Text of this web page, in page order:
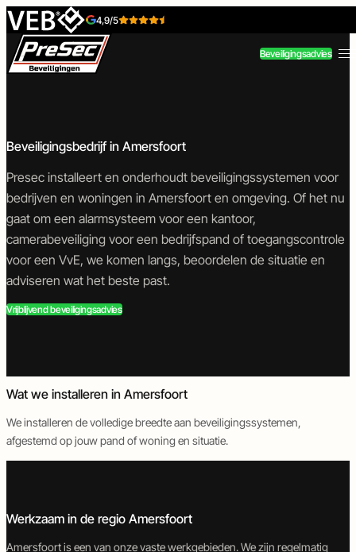
Skip to content 4,9/5
Beveiligingsadvies
Beveiligingstechniek
InbraakbeveiligingCamerabeveiliging
objectbeveiliging
Toegangstechniek
Toegangscontrole
Intercom
deurautomatisering
Beveiligingsbedrijf in Amersfoort
Presec installeert en onderhoudt beveiligingssystemen voor
bedrijven en woningen in Amersfoort en omgeving. Of het nu
gaat om een alarmsysteem voor een kantoor,
camerabeveiligingvoor een bedrijfspand oftoegangscontrole
voor een VvE, we komen langs, beoordelen de situatie en
adviseren wat het beste past.
Vrijblijvend beveiligingsadvies
Wat we installeren in Amersfoort
We installeren de volledige breedte aan beveiligingssystemen,
afgestemd op jouw pand of woning en situatie.
Inbraakbeveiliging
Camerabeveiliging
Toegangscontrole
Brandbeveiliging
Werkzaam in de regio Amersfoort
Amersfoort is een van onze vaste werkgebieden. We zijn regelmatig